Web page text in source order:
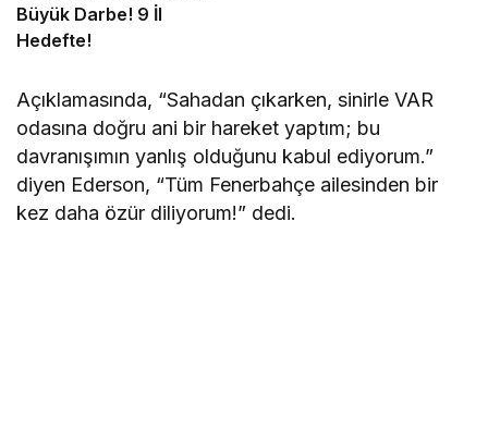
Büyük Darbe! 9 İl
Hedefte!
Açıklamasında, “Sahadan çıkarken, sinirle VAR
odasına doğru ani bir hareket yaptım; bu
davranışımın yanlış olduğunu kabul ediyorum.”
diyen Ederson, “Tüm Fenerbahçe ailesinden bir
kez daha özür diliyorum!” dedi.